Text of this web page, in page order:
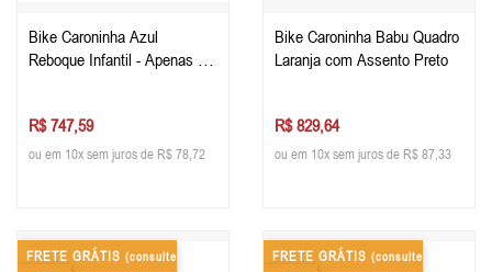
Bike Caroninha Azul
Reboque Infantil - Apenas o
R$ 747,59
ou em 10x sem juros de R$ 78,72
Bike Caroninha Babu Quadro
Laranja com Assento Preto
R$ 829,64
ou em 10x sem juros de R$ 87,33
FRETE GRÁTIS (consulte
FRETE GRÁTIS (consulte